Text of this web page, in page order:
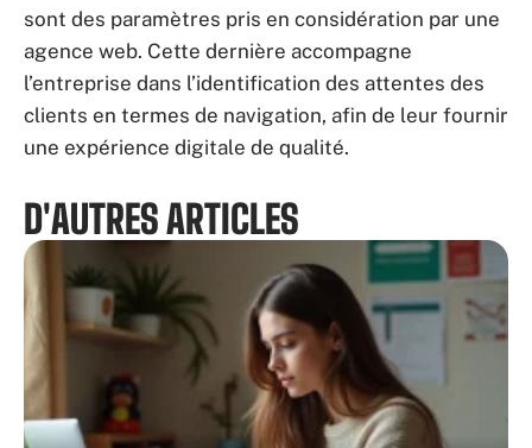
sont des paramètres pris en considération par une
agence web. Cette dernière accompagne
l’entreprise dans l’identification des attentes des
clients en termes de navigation, afin de leur fournir
une expérience digitale de qualité.
D'AUTRES ARTICLES